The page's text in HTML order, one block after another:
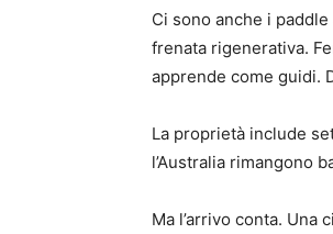
Ci sono anche i
frenata rigenerativa.
apprende come guidi.
La proprietà include
l’Australia rimangono
Ma l’arrivo conta.